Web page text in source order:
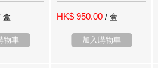
盒
物車
HK$ 950.00 / 盒
加入購物車